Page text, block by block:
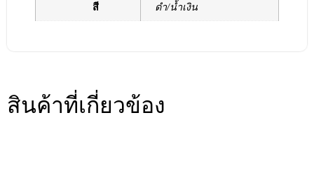
สี ดำ/น้ำเงิน
สินค้าที่เกี่ยวข้อง